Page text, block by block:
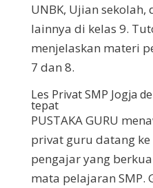
UNBK, Ujian
lainnya di kelas 9.
menjelaskan materi
7 dan 8.
Les Privat SMP Jogja
tepat
PUSTAKA GURU
privat guru datang
pengajar yang
mata pelajaran SMP.